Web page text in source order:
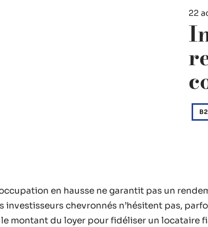
22
en hausse ne garantit pas un
investisseurs chevronnés n’hésitent pas,
le montant du loyer pour fidéliser un locataire